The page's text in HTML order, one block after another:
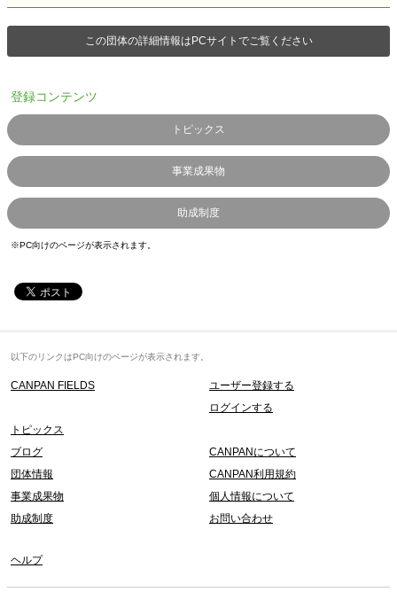
この団体の詳細情報はPCサイトでご覧ください
登録コンテンツ
トピックス
事業成果物
助成制度
※PC向けのページが表示されます。
以下のリンクはPC向けのページが表示されます。
CANPAN FIELDS
ユーザー登録する
ログインする
トピックス
ブログ
団体情報
事業成果物
助成制度
CANPANについて
CANPAN利用規約
個人情報について
お問い合わせ
ヘルプ